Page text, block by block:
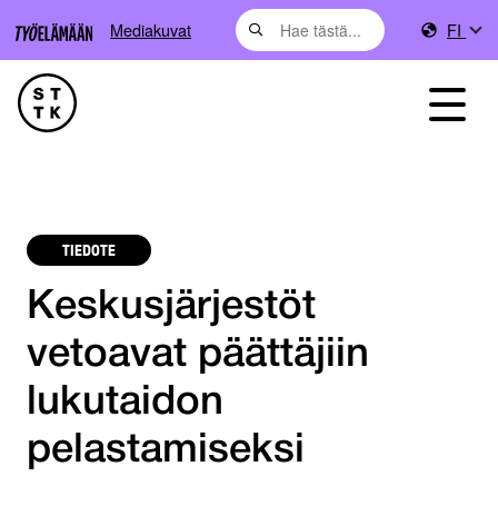
Mediakuvat FI
TIEDOTE
Keskusjärjestöt
vetoavat päättäjiin
lukutaidon
pelastamiseksi